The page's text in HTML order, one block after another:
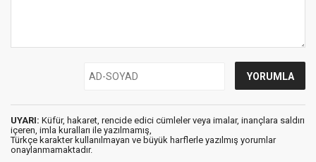
UYARI: Küfür, hakaret, rencide edici cümleler veya imalar, inançlara saldırı
içeren, imla kuralları ile yazılmamış,
Türkçe karakter kullanılmayan ve büyük harflerle yazılmış yorumlar
onaylanmamaktadır.